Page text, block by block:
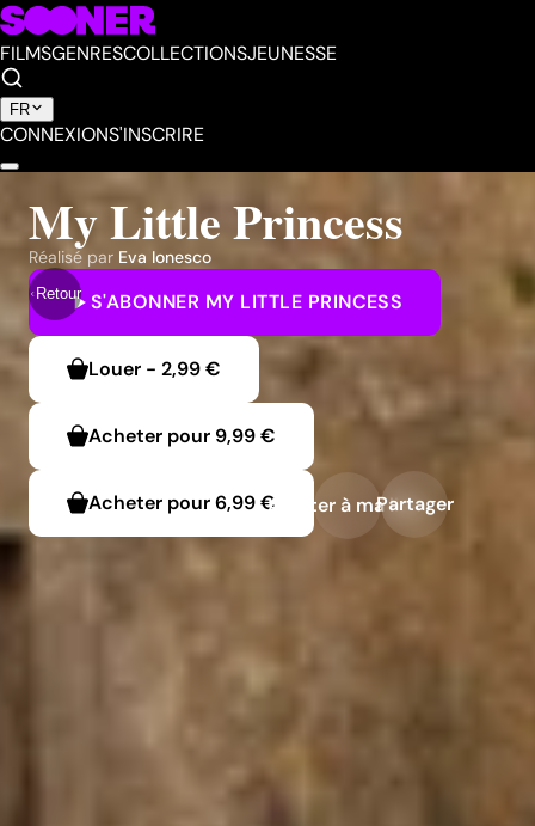
FILMSGENRESCOLLECTIONSJEUNESSE
FR
CONNEXIONS'INSCRIRE
Retour
My Little Princess
Réalisé par Eva Ionesco
S'ABONNER MY LITTLE PRINCESS
Louer - 2,99 €
Acheter pour 9,99 €
Acheter pour6,99 €Ajouter à ma liste
Partager